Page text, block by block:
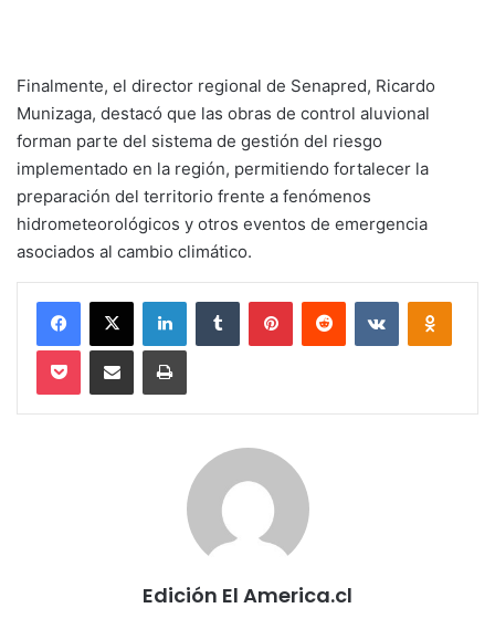
Finalmente, el director regional de Senapred, Ricardo
Munizaga, destacó que las obras de control aluvional
forman parte del sistema de gestión del riesgo
implementado en la región, permitiendo fortalecer la
preparación del territorio frente a fenómenos
hidrometeorológicos y otros eventos de emergencia
asociados al cambio climático.
Facebook
X LinkedInTumblr PinterestReddit VKontakte
Pocket Compartir via email Imprimir
Edición El America.cl